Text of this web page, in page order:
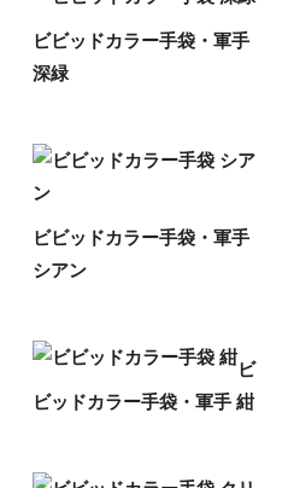
ビビッドカラー手袋・軍手
深緑
ビビッドカラー手袋・軍手
シアン
ビ
ビッドカラー手袋・軍手 紺